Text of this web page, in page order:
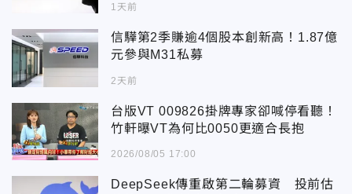
1天前
信驊第2季賺逾4個股本創新高！1.87億
元參與M31私募
2天前
台版VT 009826掛牌專家卻喊停看聽！
竹軒曝VT為何比0050更適合長抱
2026/08/05 17:00
DeepSeek傳重啟第二輪募資 投前估